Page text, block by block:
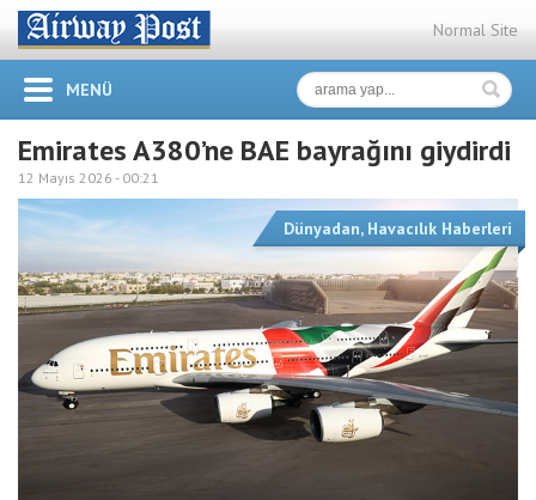
Normal Site
MENÜ
Emirates A380’ne BAE bayrağını giydirdi
12 Mayıs 2026 - 00:21
Dünyadan, Havacılık Haberleri